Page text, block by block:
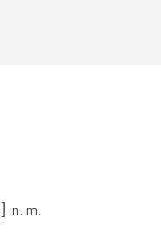
] n. m.